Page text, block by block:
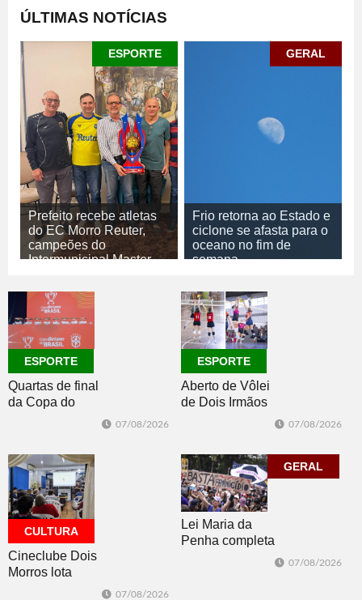
ÚLTIMAS NOTÍCIAS
ESPORTE
Prefeito recebe atletas
do EC Morro Reuter,
campeões do
Intermunicipal Master
07/08/2026
ESPORTE
GERAL
Frio retorna ao Estado e
ciclone se afasta para o
oceano no fim de
semana
ESPORTE
Quartas de final
da Copa do
Brasil 2026: veja
do sorteio
07/08/2026
ESPORTE
Aberto de Vôlei
de Dois Irmãos
jogos
07/08/2026
CULTURA
Cineclube Dois
Morros lota
07/08/2026
GERAL
Lei Maria da
Penha completa
07/08/2026